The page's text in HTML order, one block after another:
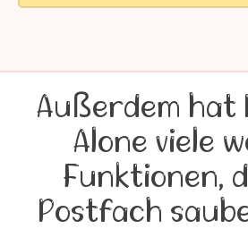
Außerdem hat
Alone viele
Funktionen,
Postfach